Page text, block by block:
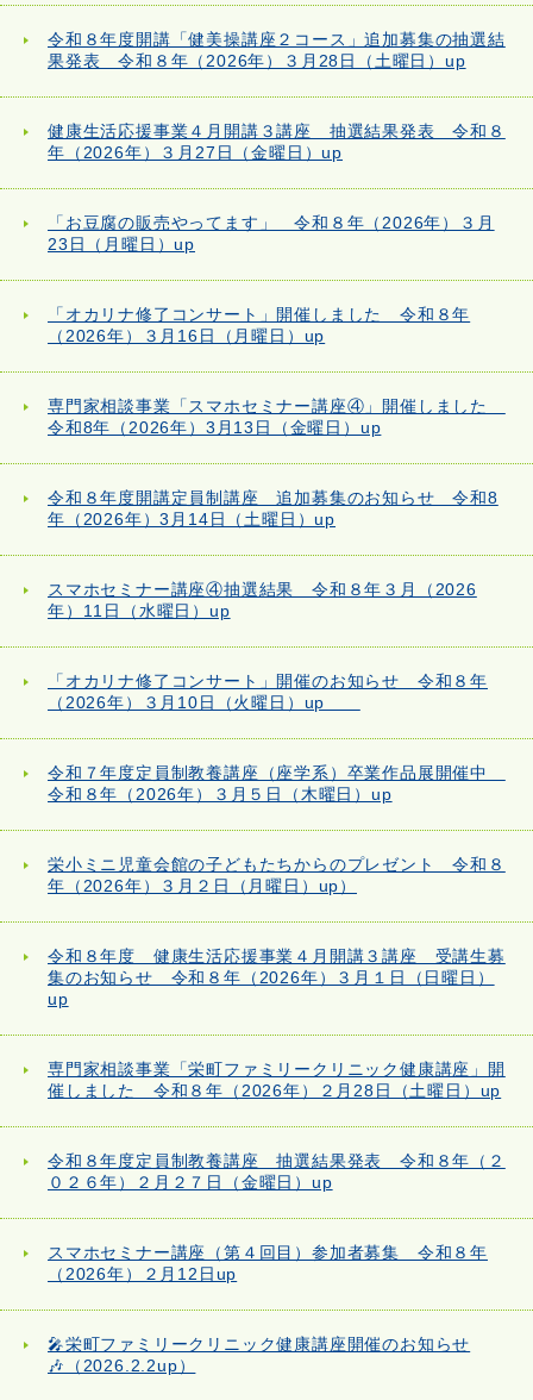
令和８年度開講「健美操講座２コース」追加募集の抽選結
果発表 令和８年（2026年）３月28日（土曜日）up
健康生活応援事業４月開講３講座 抽選結果発表 令和８
年（2026年）３月27日（金曜日）up
「お豆腐の販売やってます」 令和８年（2026年）３月
23日（月曜日）up
「オカリナ修了コンサート」開催しました 令和８年
（2026年）３月16日（月曜日）up
専門家相談事業「スマホセミナー講座④」開催しました
令和8年（2026年）3月13日（金曜日）up
令和８年度開講定員制講座 追加募集のお知らせ 令和8
年（2026年）3月14日（土曜日）up
スマホセミナー講座④抽選結果 令和８年３月（2026
年）11日（水曜日）up
「オカリナ修了コンサート」開催のお知らせ 令和８年
（2026年）３月10日（火曜日）up
令和７年度定員制教養講座（座学系）卒業作品展開催中
令和８年（2026年）３月５日（木曜日）up
栄小ミニ児童会館の子どもたちからのプレゼント 令和８
年（2026年）３月２日（月曜日）up）
令和８年度 健康生活応援事業４月開講３講座 受講生募
集のお知らせ 令和８年（2026年）３月１日（日曜日）
up
専門家相談事業「栄町ファミリークリニック健康講座」開
催しました 令和８年（2026年）２月28日（土曜日）up
令和８年度定員制教養講座 抽選結果発表 令和８年（２
０２６年）２月２７日（金曜日）up
スマホセミナー講座（第４回目）参加者募集 令和８年
（2026年）２月12日up
🎤栄町ファミリークリニック健康講座開催のお知らせ
🎶（2026.2.2up）